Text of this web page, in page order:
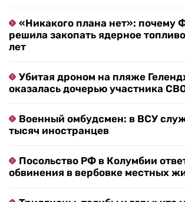
«Никакого плана нет»: почему
решила закопать ядерное
лет
Убитая дроном на пляже
оказалась дочерью участника
Военный омбудсмен: в ВСУ
тысяч иностранцев
Посольство РФ в Колумбии
обвинения в вербовке местных